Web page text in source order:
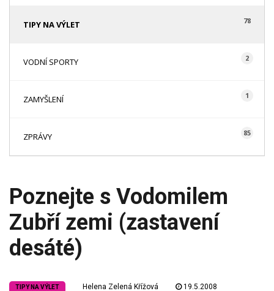
TIPY NA VÝLET 78
VODNÍ SPORTY 2
ZAMYŠLENÍ 1
ZPRÁVY 85
Poznejte s Vodomilem
Zubří zemi (zastavení
desáté)
TIPY NA VÝLET Helena Zelená Křížová 19.5.2008